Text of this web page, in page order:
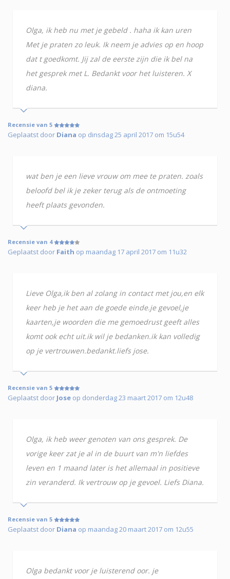
Olga, ik heb nu met je gebeld . haha ik kan uren
Met je praten zo leuk. Ik neem je advies op en hoop
dat t goedkomt. Jij zal de eerste zijn die ik bel na
het gesprek met L. Bedankt voor het luisteren. X
diana.
Recensie van 5
Geplaatst door Diana op dinsdag 25 april 2017 om 15u54
wat ben je een lieve vrouw om mee te praten. zoals
beloofd bel ik je zeker terug als de ontmoeting
heeft plaats gevonden.
Recensie van 4
Geplaatst door Faith op maandag 17 april 2017 om 11u32
Lieve Olga,ik ben al zolang in contact met jou,en elk
keer heb je het aan de goede einde.je gevoel,je
kaarten,je woorden die me gemoedrust geeft alles
komt ook echt uit.ik wil je bedanken.ik kan volledig
op je vertrouwen.bedankt.liefs jose.
Recensie van 5
Geplaatst door Jose op donderdag 23 maart 2017 om 12u48
Olga, ik heb weer genoten van ons gesprek. De
vorige keer zat je al in de buurt van m'n liefdes
leven en 1 maand later is het allemaal in positieve
zin veranderd. Ik vertrouw op je gevoel. Liefs Diana.
Recensie van 5
Geplaatst door Diana op maandag 20 maart 2017 om 12u55
Olga bedankt voor je luisterend oor. je